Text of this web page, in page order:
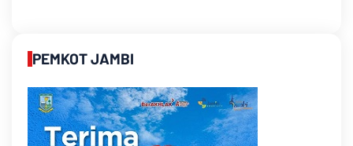
PEMKOT JAMBI